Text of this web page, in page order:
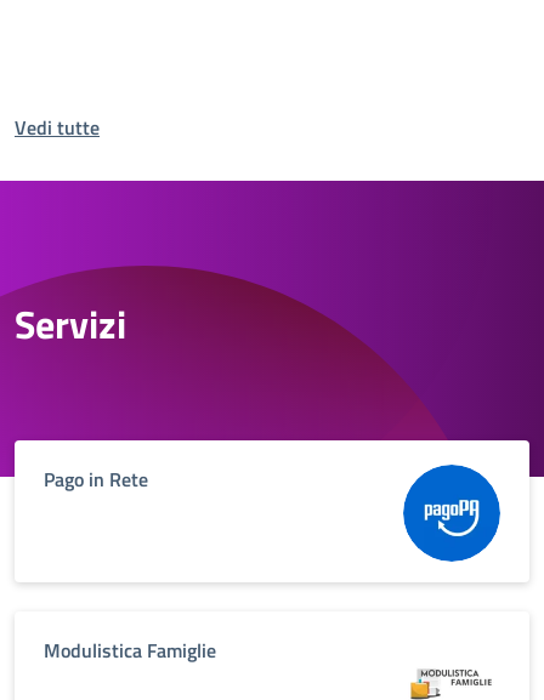
Vedi tutte
Servizi
Pago in Rete
Modulistica Famiglie